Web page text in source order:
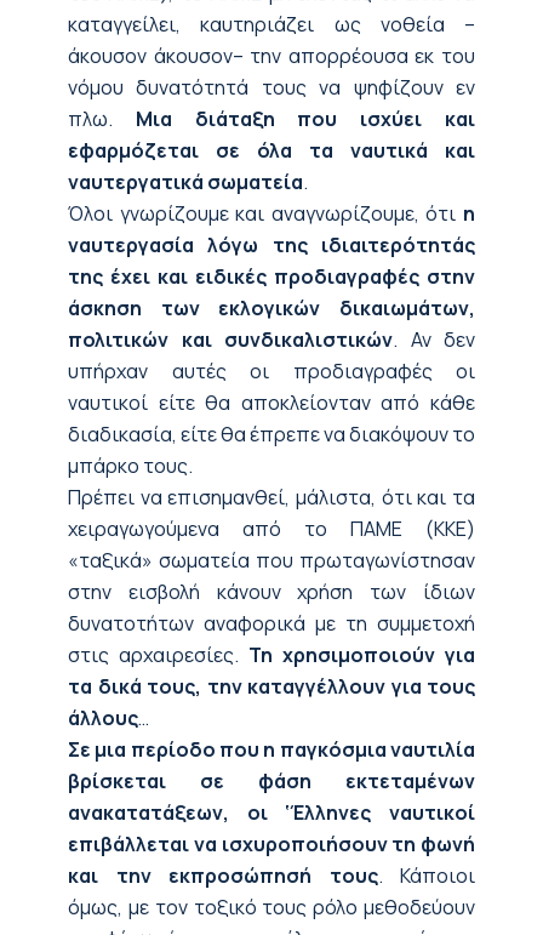
καταγγείλει, καυτηριάζει ως νοθεία –
άκουσον άκουσον– την απορρέουσα εκ του
νόμου δυνατότητά τους να ψηφίζουν εν
πλω. Μια διάταξη που ισχύει και
εφαρμόζεται σε όλα τα ναυτικά και
ναυτεργατικά σωματεία.
Όλοι γνωρίζουμε και αναγνωρίζουμε, ότι η
ναυτεργασία λόγω της ιδιαιτερότητάς
της έχει και ειδικές προδιαγραφές στην
άσκηση των εκλογικών δικαιωμάτων,
πολιτικών και συνδικαλιστικών. Αν δεν
υπήρχαν αυτές οι προδιαγραφές οι
ναυτικοί είτε θα αποκλείονταν από κάθε
διαδικασία, είτε θα έπρεπε να διακόψουν το
μπάρκο τους.
Πρέπει να επισημανθεί, μάλιστα, ότι και τα
χειραγωγούμενα από το ΠΑΜΕ (ΚΚΕ)
«ταξικά» σωματεία που πρωταγωνίστησαν
στην εισβολή κάνουν χρήση των ίδιων
δυνατοτήτων αναφορικά με τη συμμετοχή
στις αρχαιρεσίες. Τη χρησιμοποιούν για
τα δικά τους, την καταγγέλλουν για τους
άλλους…
Σε μια περίοδο που η παγκόσμια ναυτιλία
βρίσκεται σε φάση εκτεταμένων
ανακατατάξεων, οι ‘Έλληνες ναυτικοί
επιβάλλεται να ισχυροποιήσουν τη φωνή
και την εκπροσώπησή τους. Κάποιοι
όμως, με τον τοξικό τους ρόλο μεθοδεύουν